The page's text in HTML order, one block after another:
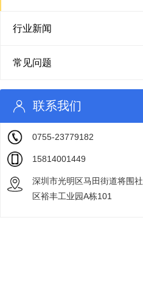
行业新闻
常见问题
联系我们
0755-23779182
15814001449
深圳市光明区马田街道将围社
区裕丰工业园A栋101